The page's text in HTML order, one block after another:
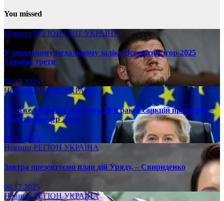
You missed
Новини РЕГІОНСВІТ УКРАЇНА
У загальному медальному заліку Всесвітніх ігор-2025
Україна третя
08.17.2025
НовиниРЕГІОН УКРАЇНА
ЄС вже у вересні ухвалить 19-й ракет санкцій проти рф, –
Урсула фон дер Ляєн
08.17.2025
Новини РЕГІОН УКРАЇНА
Завтра презентуємо план дій Уряду, – Свириденко
08.17.2025
НовиниРЕГІОНУКРАЇНА